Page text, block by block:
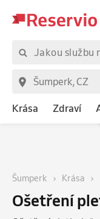
Krása Zdraví
Šumperk Krása
Ošetření